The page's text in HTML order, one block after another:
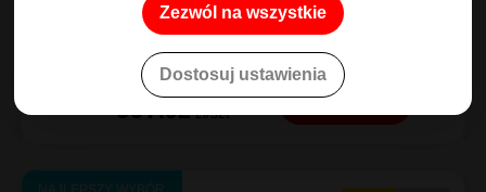
Zezwól na wszystkie
Dostosuj ustawienia
Porównaj
607.92zł/szt Kup